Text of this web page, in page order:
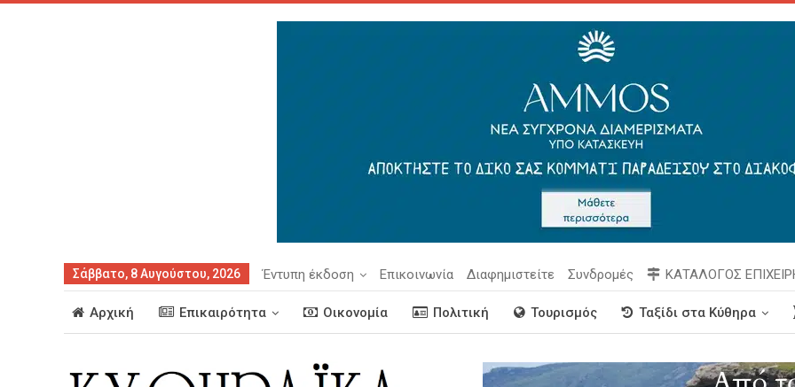
Σάββατο, 8 Αυγούστου, 2026 Έντυπη έκδοση Επικοινωνία Διαφημιστείτε Συνδρομές ΚΑΤΑΛΟΓΟΣ
Αρχική Επικαιρότητα Οικονομία Πολιτική Τουρισμός Ταξίδι στα Κύθηρα